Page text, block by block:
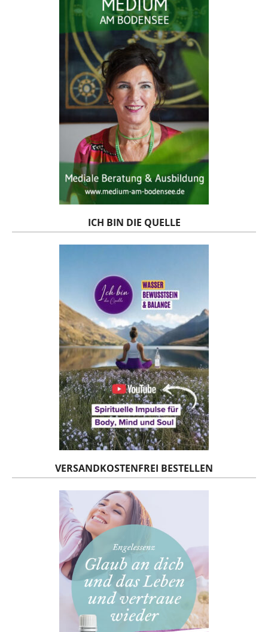
ICH BIN DIE QUELLE
VERSANDKOSTENFREI BESTELLEN